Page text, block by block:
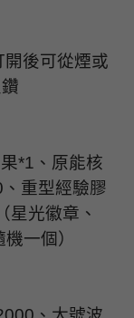
開後可從煙或
*1 、原能核
、重型經驗膠
星光徽章、
一個）